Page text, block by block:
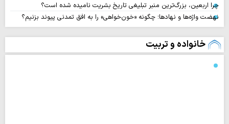
چرا اربعین، بزرگ‌ترین منبر تبلیغی تاریخ بشریت نامیده شده است؟
نهضت واژه‌ها و نهادها؛ چگونه «خون‌خواهی» را به افق تمدنی پیوند بزنیم؟
خانواده و تربیت